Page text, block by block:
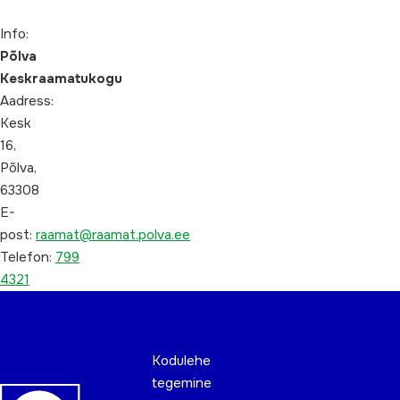
Info:
Põlva
Keskraamatukogu
Aadress:
Kesk
16,
Põlva,
63308
E-
post: raamat@raamat.polva.ee
Telefon: 799
4321
Kodulehe
tegemine